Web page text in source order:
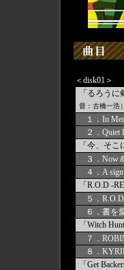
＜disk01＞
「るろう
督：古橋一浩）
１．In
２．Quiet
「今、そこ
３．Now
４．A
「R.O.D -
５．
６．書を
「Witch
７．
８．
「Get